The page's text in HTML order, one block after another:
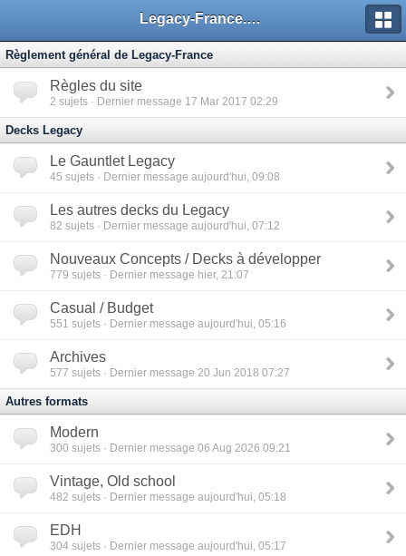
Legacy-France.org - Forum
Règlement général de Legacy-France
Règles du site
2 sujets · Dernier message 17 Mar 2017 02:29
Decks Legacy
Le Gauntlet Legacy
45 sujets · Dernier message aujourd'hui, 09:08
Les autres decks du Legacy
82 sujets · Dernier message aujourd'hui, 07:12
Nouveaux Concepts / Decks à développer
779 sujets · Dernier message hier, 21:07
Casual / Budget
551 sujets · Dernier message aujourd'hui, 05:16
Archives
577 sujets · Dernier message 20 Jun 2018 07:27
Autres formats
Modern
300 sujets · Dernier message 06 Aug 2026 09:21
Vintage, Old school
482 sujets · Dernier message aujourd'hui, 05:18
EDH
304 sujets · Dernier message aujourd'hui, 05:17